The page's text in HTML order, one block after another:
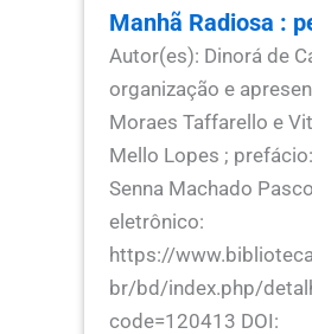
Manhã Radiosa :
Autor(es): Dinorá de
organização e
Moraes Taffarello e
Mello Lopes ;
Senna Machado
eletrônico:
https://
br/bd/index.php/
code=120413 DOI: